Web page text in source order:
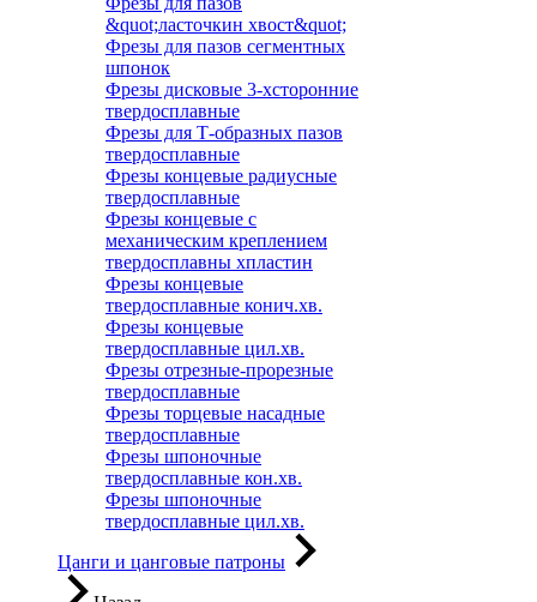
&quot;ласточкин хвост&quot;
Фрезы для пазов сегментных
шпонок
Фрезы дисковые 3-хсторонние
твердосплавные
Фрезы для Т-образных пазов
твердосплавные
Фрезы концевые радиусные
твердосплавные
Фрезы концевые с
механическим креплением
твердосплавны хпластин
Фрезы концевые
твердосплавные конич.хв.
Фрезы концевые
твердосплавные цил.хв.
Фрезы отрезные-прорезные
твердосплавные
Фрезы торцевые насадные
твердосплавные
Фрезы шпоночные
твердосплавные кон.хв.
Фрезы шпоночные
твердосплавные цил.хв.
Цанги и цанговые патроны